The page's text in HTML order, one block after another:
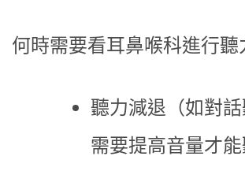
何時需要看耳鼻喉科進行聽
聽力減退（如對話
需要提高音量才能